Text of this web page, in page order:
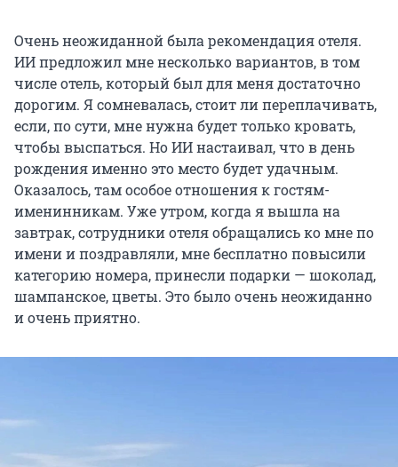
Очень неожиданной была рекомендация отеля.
ИИ предложил мне несколько вариантов, в том
числе отель, который был для меня достаточно
дорогим. Я сомневалась, стоит ли переплачивать,
если, по сути, мне нужна будет только кровать,
чтобы выспаться. Но ИИ настаивал, что в день
рождения именно это место будет удачным.
Оказалось, там особое отношения к гостям-
именинникам. Уже утром, когда я вышла на
завтрак, сотрудники отеля обращались ко мне по
имени и поздравляли, мне бесплатно повысили
категорию номера, принесли подарки — шоколад,
шампанское, цветы. Это было очень неожиданно
и очень приятно.